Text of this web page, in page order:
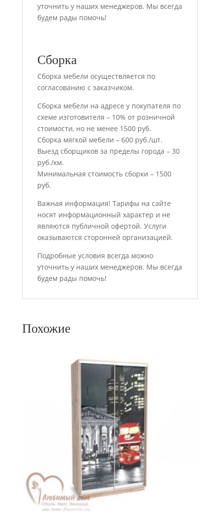
уточнить у наших менеджеров. Мы всегда
будем рады помочь!
Сборка
Сборка мебели осуществляется по
согласованию с заказчиком.
Сборка мебели на адресе у покупателя по
схеме изготовителя – 10% от розничной
стоимости, но не менее 1500 руб.
Сборка мягкой мебели – 600 руб./шт.
Выезд сборщиков за пределы города – 30
руб./км.
Минимальная стоимость сборки – 1500
руб.
Важная информация! Тарифы на сайте
носят информационный характер и не
являются публичной офертой. Услуги
оказываются сторонней организацией.
Подробные условия всегда можно
уточнить у наших менеджеров. Мы всегда
будем рады помочь!
Похожие